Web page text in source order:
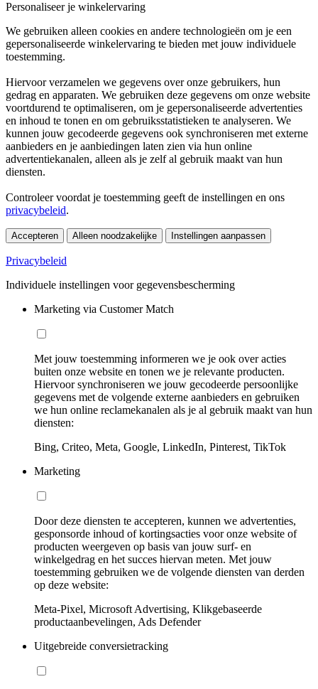
Personaliseer je winkelervaring
We gebruiken alleen cookies en andere technologieën om je een
gepersonaliseerde winkelervaring te bieden met jouw individuele
toestemming.
Hiervoor verzamelen we gegevens over onze gebruikers, hun
gedrag en apparaten. We gebruiken deze gegevens om onze website
voortdurend te optimaliseren, om je gepersonaliseerde advertenties
en inhoud te tonen en om gebruiksstatistieken te analyseren. We
kunnen jouw gecodeerde gegevens ook synchroniseren met externe
aanbieders en je aanbiedingen laten zien via hun online
advertentiekanalen, alleen als je zelf al gebruik maakt van hun
diensten.
Controleer voordat je toestemming geeft de instellingen en ons
privacybeleid.
Accepteren Alleen noodzakelijke Instellingen aanpassen
Privacybeleid
Individuele instellingen voor gegevensbescherming
Marketing via Customer Match
Met jouw toestemming informeren we je ook over acties
buiten onze website en tonen we je relevante producten.
Hiervoor synchroniseren we jouw gecodeerde persoonlijke
gegevens met de volgende externe aanbieders en gebruiken
we hun online reclamekanalen als je al gebruik maakt van hun
diensten:
Bing, Criteo, Meta, Google, LinkedIn, Pinterest, TikTok
Marketing
Door deze diensten te accepteren, kunnen we advertenties,
gesponsorde inhoud of kortingsacties voor onze website of
producten weergeven op basis van jouw surf- en
winkelgedrag en het succes hiervan meten. Met jouw
toestemming gebruiken we de volgende diensten van derden
op deze website:
Meta-Pixel, Microsoft Advertising, Klikgebaseerde
productaanbevelingen, Ads Defender
Uitgebreide conversietracking